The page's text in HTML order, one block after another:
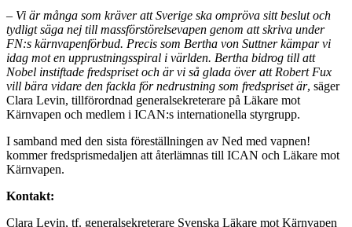
– Vi är många som kräver att Sverige ska ompröva sitt beslut och
tydligt säga nej till massförstörelsevapen genom att skriva under
FN:s kärnvapenförbud. Precis som Bertha von Suttner kämpar vi
idag mot en upprustningsspiral i världen. Bertha bidrog till att
Nobel instiftade fredspriset och är vi så glada över att Robert Fux
vill bära vidare den fackla för nedrustning som fredspriset är, säger
Clara Levin, tillförordnad generalsekreterare på Läkare mot
Kärnvapen och medlem i ICAN:s internationella styrgrupp.
I samband med den sista föreställningen av Ned med vapnen!
kommer fredsprismedaljen att återlämnas till ICAN och Läkare mot
Kärnvapen.
Kontakt:
Clara Levin, tf. generalsekreterare Svenska Läkare mot Kärnvapen